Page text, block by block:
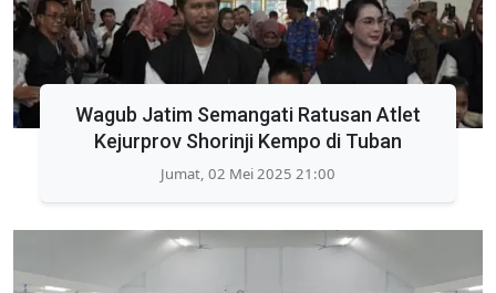
Wagub Jatim Semangati Ratusan Atlet
Kejurprov Shorinji Kempo di Tuban
Jumat, 02 Mei 2025 21:00